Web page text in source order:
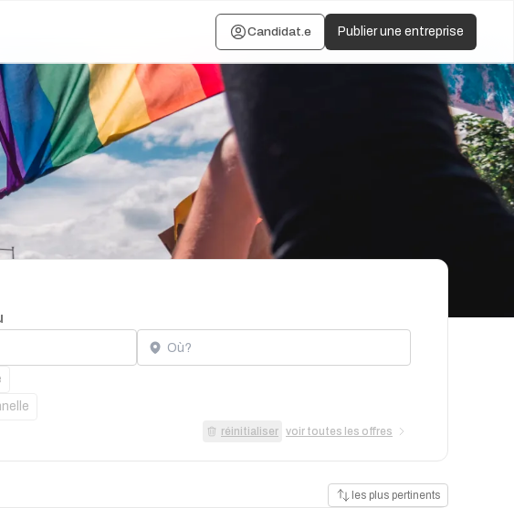
Candidat.e Publier une entreprise
Localisation
réinitialiser voir toutes les offres
les plus pertinents